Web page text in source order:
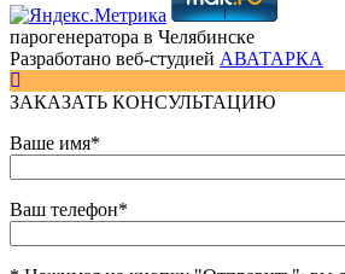
парогенератора в Челябинске
Разработано веб-студией АВАТАРКА
ЗАКАЗАТЬ КОНСУЛЬТАЦИЮ
Ваше имя*
Ваш телефон*